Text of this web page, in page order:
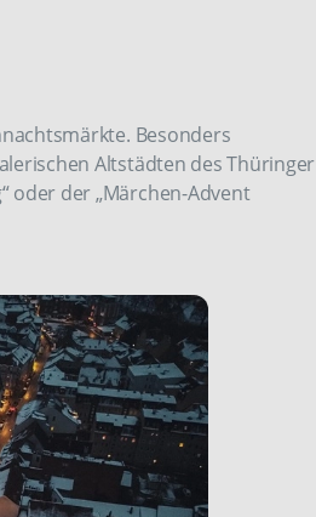
Besonders
Altstädten des Thüringer
oder der „Märchen-Advent